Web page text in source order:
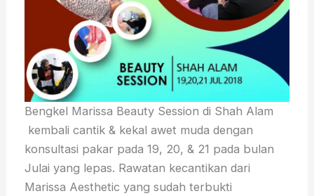
Bengkel Marissa Beauty Session di Shah Alam
kembali cantik & kekal awet muda dengan
konsultasi pakar pada 19, 20, & 21 pada bulan
Julai yang lepas. Rawatan kecantikan dari
Marissa Aesthetic yang sudah terbukti